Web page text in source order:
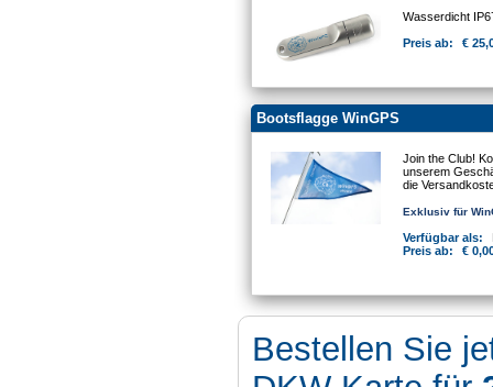
Wasserdicht
Preis ab:
€
Bootsflagge WinGPS
Join the Club!
unserem
die
Exklusiv für
Verfügbar als:
Preis ab:
€
Bestellen Sie